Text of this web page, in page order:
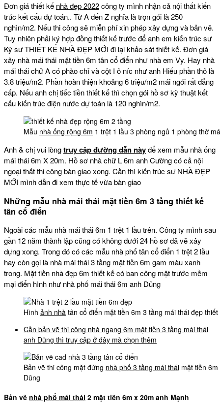
Đơn giá thiết kế nhà đẹp 2022công ty mình nhận cả nội thất kiến
trúc kết cấu dự toán.. Từ A đến Z nghĩa là trọn gói là 250
nghìn/m2. Nếu thi công sẽ miễn phí xin phép xây dựng và bản vẽ.
Tuy nhiên phải ký hợp đồng thiết kế trước để anh em kiến trúc sư
Kỹ sư THIẾT KẾ NHÀ ĐẸP MỚI đi lại khảo sát thiết kế. Đơn giá
xây nhà mái thái mặt tiền 6m tân cổ điển như nhà em Vy. Hay nhà
mái thái chữ A có phào chỉ và cột I ô níc như anh Hiếu phần thô là
3.8 triệu/m2. Phần hoàn thiện khoảng 6 triệu/m2 mái ngói rất đẳng
cấp. Nếu anh chị tiếc tiền thiết kế thì chọn gói hồ sơ kỹ thuật kết
cấu kiến trúc điện nước dự toán là 120 nghìn/m2.
Mẫu nhà ống rộng 6m 1 trệt 1 lầu 3 phòng ngủ 1 phòng thờ
Anh & chị vui lòngtruy cập đường dẫn nàyđể xem mẫu nhà ống
mái thái 6m X 20m. Hồ sơ nhà chữ L 6m anh Cường có cả nội
ngoại thất thi công bàn giao xong. Cần thì kiến trúc sư NHÀ ĐẸP
MỚI mình dẫn đi xem thực tế vừa bàn giao
Những mẫu nhà mái thái mặt tiền 6m 3 tầng thiết kế
tân cổ điển
Ngoài các mẫu nhà mái thái 6m 1 trệt 1 lầu trên. Công ty mình sau
gần 12 năm thành lập cũng có không dưới 24 hồ sơ đã vẽ xây
dựng xong. Trong đó có các mẫu nhà phố tân cổ điển 1 trệt 2 lầu
hay còn gọi là nhà mái thái 3 tầng mặt tiền 6m gam màu xanh
trong. Mặt tiền nhà đẹp 6m thiết kế có ban công mặt trước mềm
mại điển hình như nhà phố mái thái 6m anh Dũng
Hình ảnh nhà tân cổ điển mặt tiền 6m 3 tầng mái thái đẹp
Cần bản vẽ thi công nhà ngang 6m mặt tiền 3 tầng mái thái
anh Dũng thì truy cập ở đây mà chọn thêm
Bản vẽ thi công mặt đứng nhà phố 3 tầng mái thái mặt tiền
Dũng
Bản vẽ nhà phố mái thái 2 mặt tiền 6m x 20m anh Mạnh